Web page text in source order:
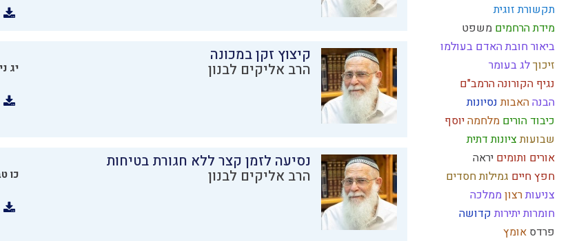
תקשורת זוגית
מידת הרחמים משפט
ביאור חובת האדם בעולמו
זיכוךלג בעומר
נגיף הקורונההרמב"ם
הבנההאבותנסיונות
כיבוד הורים מלחמהיוסף
שבועותציונות דתית
אורים ותומים יראה
חפץ חיים גמילות חסדים
צניעותרצוןממלכה
חומרות יתירות קדושה
פרדס אומץ
קיצוץ זקן במכונה
הרב אליקים לבנון יג
נסיעה לזמן קצר ללא חגורת בטיחות
הרב אליקים לבנון כו